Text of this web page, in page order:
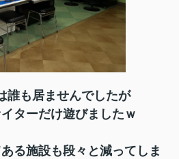
誰も居ませんでしたが
ターだけ遊びましたｗ
る施設も段々と減ってしま